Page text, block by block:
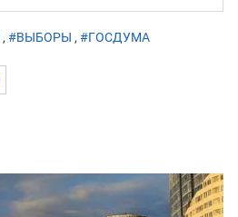
, #ВЫБОРЫ , #ГОСДУМА